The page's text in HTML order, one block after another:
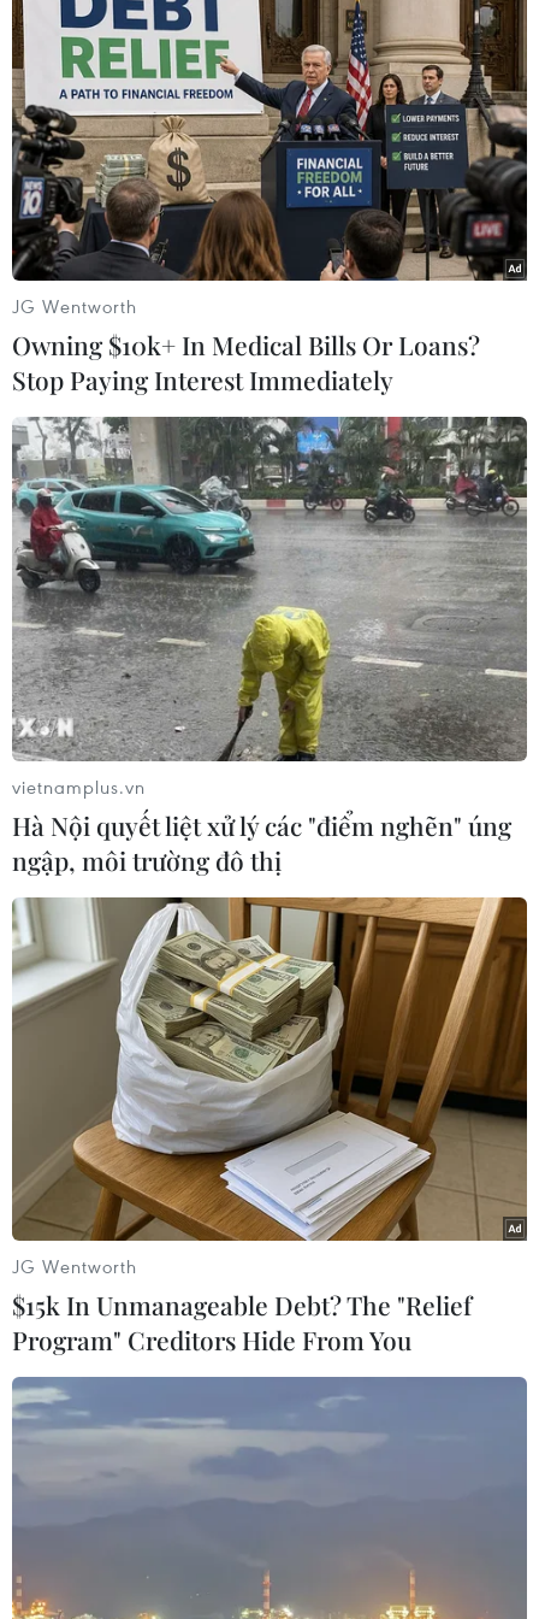
Vụ chém người kinh hoàng tại Bạc Liêu:
Đã có 2 nạn nhân tử vong
25/07/2018 03:27
Tính đến sáng 25/7, đã có 2 nạn nhân tử vong và 10
người bị thương trong vụ chém người kinh hoàng xảy ra
tại xã Hưng Hội, huyện Vĩnh Lợi.
TP.HCM: Điều tra vụ nghi can cướp tài
sản tử vong sau khi bị tạm giữ
19/10/2018 12:13
Ngày 19/10, Công an Quận 11, Thành phố Hồ Chí Minh
đang phối hợp với các đơn vị nghiệp vụ Công an Thành
phố Hồ Chí Minh điều tra
JG Wentworth
Owning $10k+ In Medical Bills Or Loans?
Stop Paying Interest Immediately
vietnamplus.vn
Hà Nội quyết liệt xử lý các "điểm nghẽn" úng
ngập, môi trường đô thị
JG Wentworth
$15k In Unmanageable Debt? The "Relief
Program" Creditors Hide From You